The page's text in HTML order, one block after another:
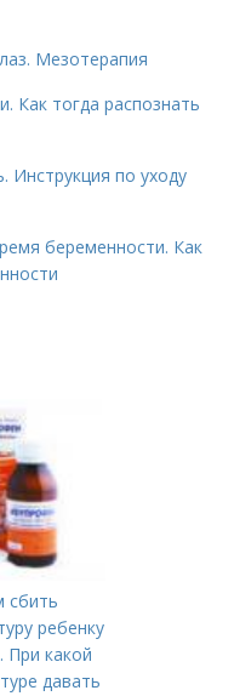
Мезотерапия
Как тогда распознать
Инструкция по уходу
беременности. Как
сбить
ребенку
При какой
давать